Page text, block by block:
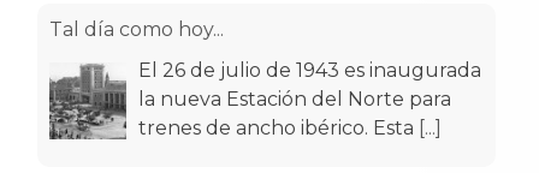
Tal día como hoy...
El 26 de julio de 1943 es inaugurada
la nueva Estación del Norte para
trenes de ancho ibérico. Esta [...]